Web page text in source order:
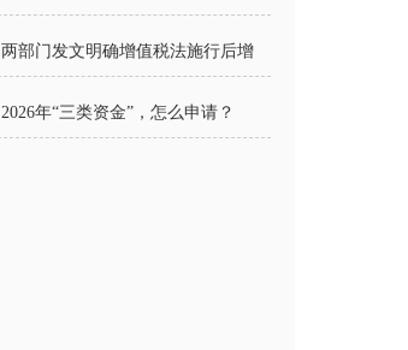
两部门发文明确增值税法施行后增
2026年“三类资金”，怎么申请？